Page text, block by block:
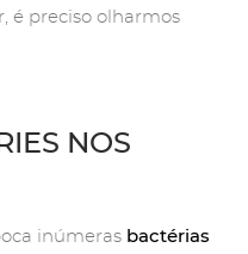
é preciso olharmos
NOS
inúmeras bactérias